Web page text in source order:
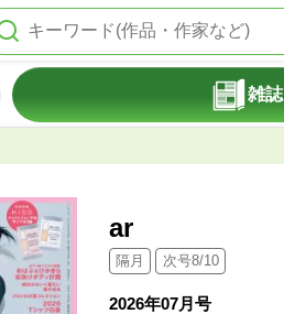
雑誌
ar
隔月 次号8/10
2026年07月号